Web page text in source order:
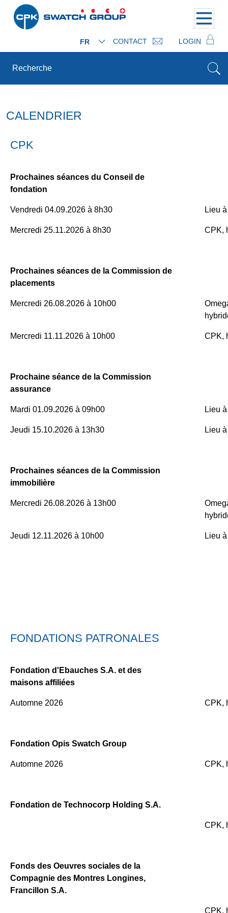
FR CONTACT LOGIN
CALENDRIER
CPK
Prochaines séances du Conseil de
fondation
Vendredi 04.09.2026 à 8h30 Lieu
Mercredi 25.11.2026 à 8h30 CPK,
Prochaines séances de la Commission de
placements
Mercredi 26.08.2026 à 10h00
Mercredi 11.11.2026 à 10h00 CPK,
Prochaine séance de la Commission
assurance
Mardi 01.09.2026 à 09h00 Lieu
Jeudi 15.10.2026 à 13h30 Lieu
Prochaines séances de la Commission
immobilière
Mercredi 26.08.2026 à 13h00
Jeudi 12.11.2026 à 10h00 Lieu
FONDATIONS PATRONALES
Fondation d'Ebauches S.A. et des
maisons affiliées
Automne 2026 CPK,
Fondation Opis Swatch Group
Automne 2026 CPK,
Fondation de Technocorp Holding S.A.
CPK,
Fonds des Oeuvres sociales de la
Compagnie des Montres Longines,
Francillon S.A.
CPK,